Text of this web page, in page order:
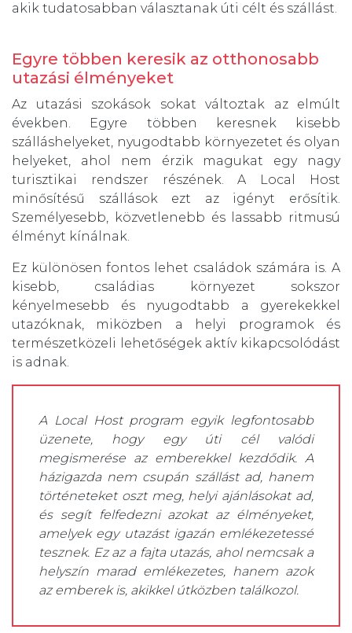
akik tudatosabban választanak úti célt és szállást.
Egyre többen keresik az otthonosabb
utazási élményeket
Az utazási szokások sokat változtak az elmúlt
években. Egyre többen keresnek kisebb
szálláshelyeket, nyugodtabb környezetet és olyan
helyeket, ahol nem érzik magukat egy nagy
turisztikai rendszer részének. A Local Host
minősítésű szállások ezt az igényt erősítik.
Személyesebb, közvetlenebb és lassabb ritmusú
élményt kínálnak.
Ez különösen fontos lehet családok számára is. A
kisebb, családias környezet sokszor
kényelmesebb és nyugodtabb a gyerekekkel
utazóknak, miközben a helyi programok és
természetközeli lehetőségek aktív kikapcsolódást
is adnak.
A Local Host program egyik legfontosabb
üzenete, hogy egy úti cél valódi
megismerése az emberekkel kezdődik. A
házigazda nem csupán szállást ad, hanem
történeteket oszt meg, helyi ajánlásokat ad,
és segít felfedezni azokat az élményeket,
amelyek egy utazást igazán emlékezetessé
tesznek. Ez az a fajta utazás, ahol nemcsak a
helyszín marad emlékezetes, hanem azok
az emberek is, akikkel útközben találkozol.